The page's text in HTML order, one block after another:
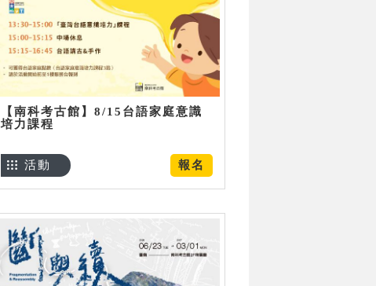
【南科考古館】8/15台語家庭意識
培力課程
報名
活動